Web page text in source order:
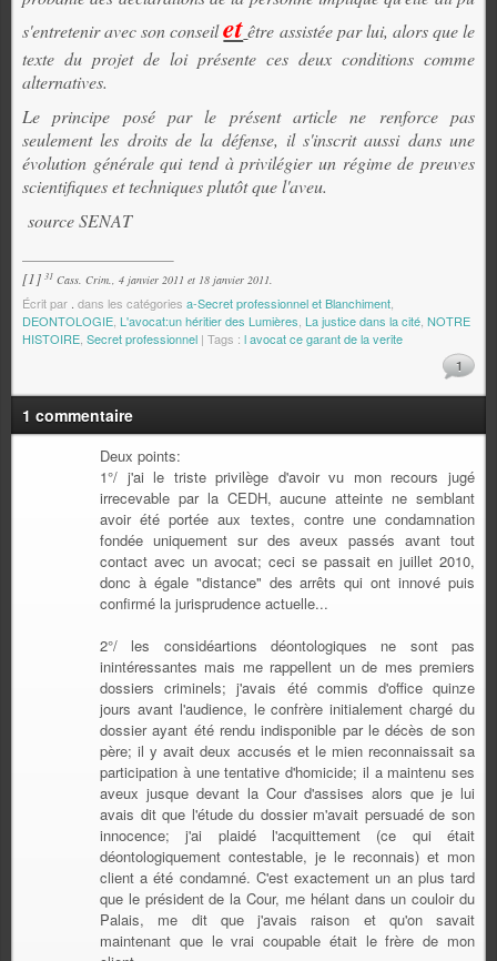
s'entretenir avec son conseilet être assistée par lui, alors que le
texte du projet de loi présente ces deux conditions comme
alternatives.
Le principe posé par le présent article ne renforce pas
seulement les droits de la défense, il s'inscrit aussi dans une
évolution générale qui tend à privilégier un régime de preuves
scientifiques et techniques plutôt que l'aveu.
source SENAT
[1] 31 Cass. Crim., 4 janvier 2011 et 18 janvier 2011.
Écrit par . dans les catégories a-Secret professionnel et Blanchiment,
DEONTOLOGIE, L'avocat:un héritier des Lumières, La justice dans la cité, NOTRE
HISTOIRE, Secret professionnel | Tags : l avocat ce garant de la verite
1
1 commentaire
Deux points:
1°/ j'ai le triste privilège d'avoir vu mon recours jugé
irrecevable par la CEDH, aucune atteinte ne semblant
avoir été portée aux textes, contre une condamnation
fondée uniquement sur des aveux passés avant tout
contact avec un avocat; ceci se passait en juillet 2010,
donc à égale "distance" des arrêts qui ont innové puis
confirmé la jurisprudence actuelle...
2°/ les considéartions déontologiques ne sont pas
inintéressantes mais me rappellent un de mes premiers
dossiers criminels; j'avais été commis d'office quinze
jours avant l'audience, le confrère initialement chargé du
dossier ayant été rendu indisponible par le décès de son
père; il y avait deux accusés et le mien reconnaissait sa
participation à une tentative d'homicide; il a maintenu ses
aveux jusque devant la Cour d'assises alors que je lui
avais dit que l'étude du dossier m'avait persuadé de son
innocence; j'ai plaidé l'acquittement (ce qui était
déontologiquement contestable, je le reconnais) et mon
client a été condamné. C'est exactement un an plus tard
que le président de la Cour, me hélant dans un couloir du
Palais, me dit que j'avais raison et qu'on savait
maintenant que le vrai coupable était le frère de mon